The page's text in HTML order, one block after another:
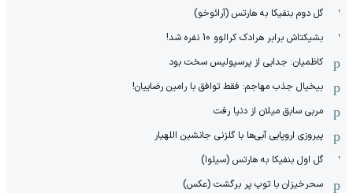
گل دوم بنفیکا به هارتس (آرائوخو)
بشیکتاش برابر هرادک کرالوو 10 نفره شد!
کاظمیان: جدایی از پرسپولیس سخت بود
بیخیال جذب مهاجم: فقط توافق با رامین رضاییان!
مربی سابق میلان از دنیا رفت
پیروزی اروپایی آبی‌ها با گلزنی جانشین اللهیار
گل اول بنفیکا به هارتس (سیلوا)
سحرخیزان با توپ پر برگشت (عکس)